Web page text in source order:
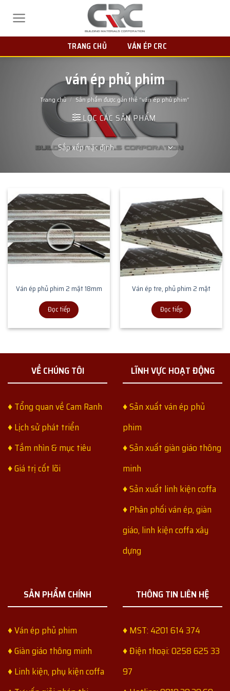
TRANG CHỦ VÁN ÉP CRC
ván ép phủ phim
Trang chủ /Sản phẩm được gắn thẻ “ván ép phủ phim”
LỌC CÁC SẢN PHẨM
Ván ép phủ phim 2 mặt 18mm
Đọc tiếp
Ván ép tre, phủ phim 2 mặt
Đọc tiếp
VỀ CHÚNG TÔI
♦ Tổng quan về Cam Ranh
♦ Lịch sử phát triển
♦ Tầm nhìn & mục tiêu
♦ Giá trị cốt lõi
LĨNH VỰC HOẠT ĐỘNG
♦ Sản xuất ván ép phủ
phim
♦ Sản xuất giàn giáo thông
minh
♦ Sản xuất linh kiện coffa
♦ Phân phối ván ép, giàn
giáo, linh kiện coffa xây
dựng
SẢN PHẨM CHÍNH
♦ Ván ép phủ phim
♦ Giàn giáo thông minh
♦ Linh kiện, phụ kiện coffa
THÔNG TIN LIÊN HỆ
♦ MST: 4201 614 374
♦ Điện thoại: 0258 625 33
97